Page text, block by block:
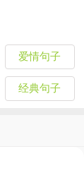
爱情句子
经典句子